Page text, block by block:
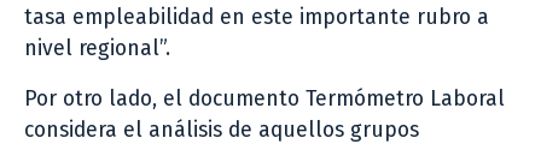
tasa empleabilidad en este importante rubro a
nivel regional”.
Por otro lado, el documento Termómetro Laboral
considera el análisis de aquellos grupos